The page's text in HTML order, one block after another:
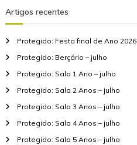
q
v
o
N
s
l
e
Artigos recentes
Protegido: Festa final de Ano 2026
Protegido: Berçário – julho
Protegido: Sala 1 Ano – julho
Protegido: Sala 2 Anos – julho
Protegido: Sala 3 Anos – julho
Protegido: Sala 4 Anos – julho
Protegido: Sala 5 Anos – julho